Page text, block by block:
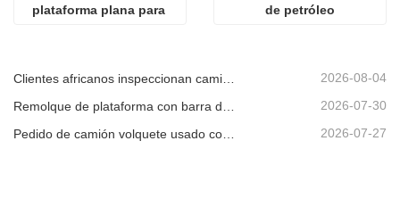
plataforma plana para
de petróleo
2026-08-04
2026-07-30
Pedido de camión volquete usado confirmado desde África 2026-07-27